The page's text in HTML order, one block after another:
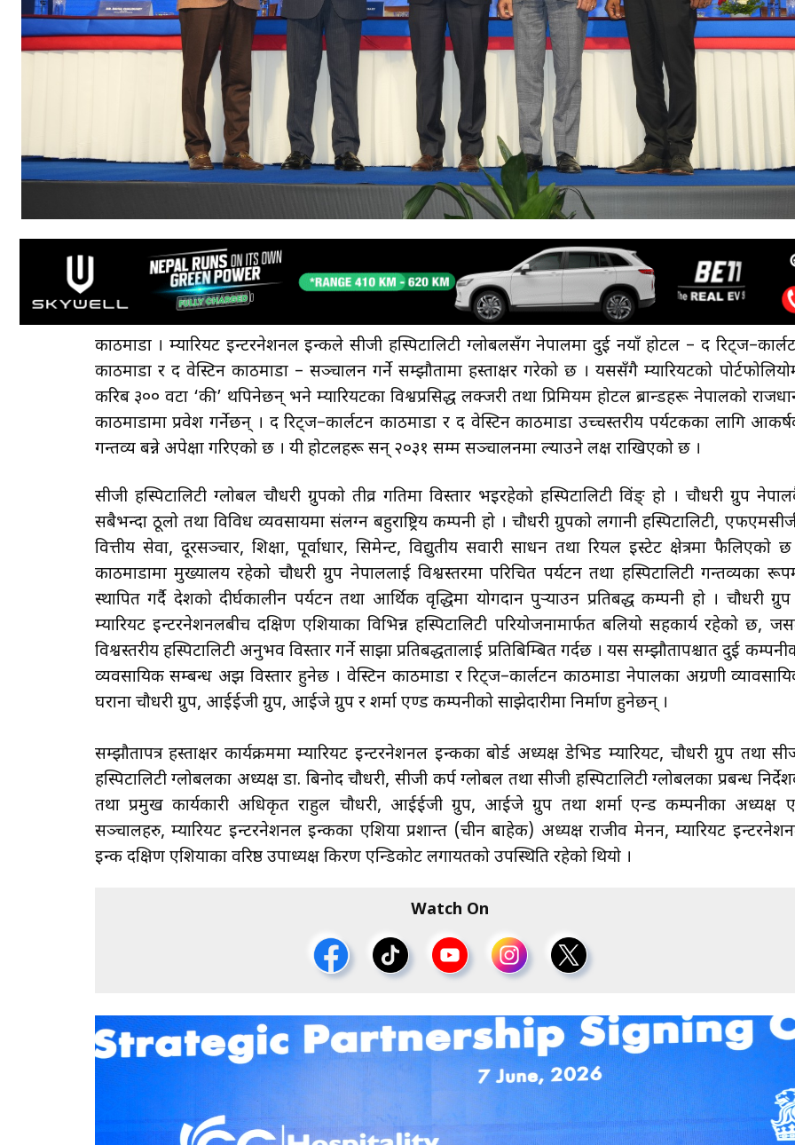
काठमाडौँ । म्यारियट इन्टरनेशनल इन्कले सीजी हस्पिटालिटी ग्लोबलसँग नेपालमा दुई नयाँ होटल – द
काठमाडौँ र द वेस्टिन काठमाडौँ – सञ्चालन गर्ने सम्झौतामा हस्ताक्षर गरेको छ । यससँगै म्यारियटको
करिब ३०० वटा ‘की’ थपिनेछन् भने म्यारियटका विश्वप्रसिद्ध लक्जरी तथा प्रिमियम होटल ब्रान्डहरू नेपालको
काठमाडौँमा प्रवेश गर्नेछन् । द रिट्ज–कार्लटन काठमाडौँ र द वेस्टिन काठमाडौँ उच्चस्तरीय पर्यटकका लागि
गन्तव्य बन्ने अपेक्षा गरिएको छ । यी होटलहरू सन् २०३१ सम्म सञ्चालनमा ल्याउने लक्ष राखिएको छ ।
सीजी हस्पिटालिटी ग्लोबल चौधरी ग्रुपको तीव्र गतिमा विस्तार भइरहेको हस्पिटालिटी विंङ् हो । चौधरी ग्रुप
सबैभन्दा ठूलो तथा विविध व्यवसायमा संलग्न बहुराष्ट्रिय कम्पनी हो । चौधरी ग्रुपको लगानी हस्पिटालिटी,
वित्तीय सेवा, दूरसञ्चार, शिक्षा, पूर्वाधार, सिमेन्ट, विद्युतीय सवारी साधन तथा रियल इस्टेट क्षेत्रमा फैलिएको
काठमाडौँमा मुख्यालय रहेको चौधरी ग्रुप नेपाललाई विश्वस्तरमा परिचित पर्यटन तथा हस्पिटालिटी गन्तव्यका
स्थापित गर्दै देशको दीर्घकालीन पर्यटन तथा आर्थिक वृद्धिमा योगदान पुर्‍याउन प्रतिबद्ध कम्पनी हो । चौधरी
म्यारियट इन्टरनेशनलबीच दक्षिण एशियाका विभिन्न हस्पिटालिटी परियोजनामार्फत बलियो सहकार्य रहेको छ,
विश्वस्तरीय हस्पिटालिटी अनुभव विस्तार गर्ने साझा प्रतिबद्धतालाई प्रतिबिम्बित गर्दछ । यस सम्झौतापश्चात दुई
व्यवसायिक सम्बन्ध अझ विस्तार हुनेछ । वेस्टिन काठमाडौँ र रिट्ज–कार्लटन काठमाडौँ नेपालका अग्रणी
घराना चौधरी ग्रुप, आईईजी ग्रुप, आईजे ग्रुप र शर्मा एण्ड कम्पनीको साझेदारीमा निर्माण हुनेछन् ।
सम्झौतापत्र हस्ताक्षर कार्यक्रममा म्यारियट इन्टरनेशनल इन्कका बोर्ड अध्यक्ष डेभिड म्यारियट, चौधरी ग्रुप तथा
हस्पिटालिटी ग्लोबलका अध्यक्ष डा. बिनोद चौधरी, सीजी कर्प ग्लोबल तथा सीजी हस्पिटालिटी ग्लोबलका प्रबन्ध
तथा प्रमुख कार्यकारी अधिकृत राहुल चौधरी, आईईजी ग्रुप, आईजे ग्रुप तथा शर्मा एन्ड कम्पनीका अध्यक्ष
सञ्चालहरु, म्यारियट इन्टरनेशनल इन्कका एशिया प्रशान्त (चीन बाहेक) अध्यक्ष राजीव मेनन, म्यारियट
इन्क दक्षिण एशियाका वरिष्ठ उपाध्यक्ष किरण एन्डिकोट लगायतको उपस्थिति रहेको थियो ।
Watch On